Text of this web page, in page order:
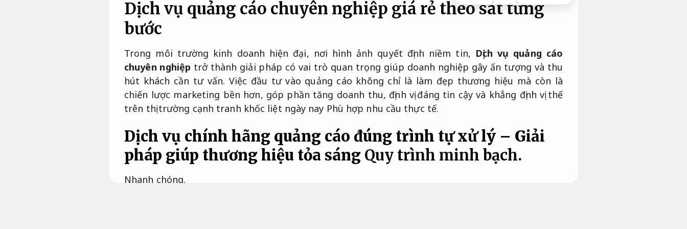
Dịch vụ quảng cáo chuyên nghiệp giá rẻ theo sát từng
bước
Trong môi trường kinh doanh hiện đại, nơi hình ảnh quyết định niềm tin, Dịch vụ quảng cáo
chuyên nghiệp trở thành giải pháp có vai trò quan trọng giúp doanh nghiệp gây ấn tượng và thu
hút khách cần tư vấn. Việc đầu tư vào quảng cáo không chỉ là làm đẹp thương hiệu mà còn là
chiến lược marketing bền hơn, góp phần tăng doanh thu, định vị đáng tin cậy và khẳng định vị thế
trên thị trường cạnh tranh khốc liệt ngày nay Phù hợp nhu cầu thực tế.
Dịch vụ chính hãng quảng cáo đúng trình tự xử lý – Giải
pháp giúp thương hiệu tỏa sáng Quy trình minh bạch.
Nhanh chóng.